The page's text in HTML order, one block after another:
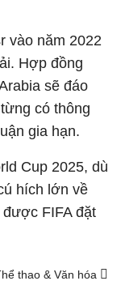
vào năm 2022
Hợp đồng
sẽ đáo
có thông
gia hạn.
Cup 2025, dù
hích lớn về
FIFA đặt
thao & Văn hóa